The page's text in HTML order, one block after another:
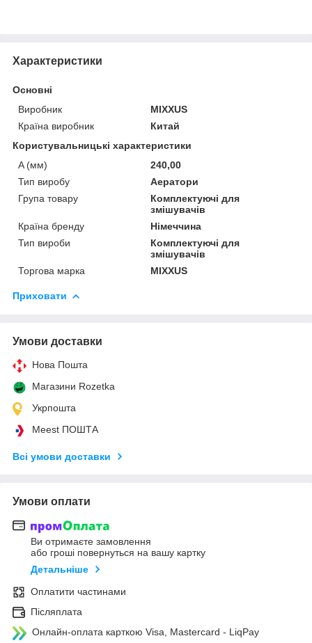
Характеристики
Основні
Виробник
MIXXUS
Країна виробник
Китай
Користувальницькі характеристики
A (мм)
240,00
Тип виробу
Аератори
Група товару
Комплектуючі для
змішувачів
Країна бренду
Німеччина
Тип вироби
Комплектуючі для
змішувачів
Торгова марка
MIXXUS
Приховати
Умови доставки
Нова Пошта
Магазини Rozetka
Укрпошта
Meest ПОШТА
Всі умови доставки
Умови оплати
Ви отримаєте замовлення
або гроші повернуться на вашу картку
Детальніше
Оплатити частинами
Післяплата
Онлайн-оплата карткою Visa, Mastercard - LiqPay